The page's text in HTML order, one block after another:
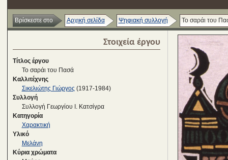
Βρίσκεστε στο Αρχική σελίδα Ψηφιακή συλλογή Το σαράι του
Στοιχεία έργου
Τίτλος έργου
Το σαράι του Πασά
Καλλιτέχνης
Σικελιώτης Γιώργος (1917-1984)
Συλλογή
Συλλογή Γεωργίου Ι. Κατσίγρα
Κατηγορία
Χαρακτική
Υλικό
Μελάνη
Κύρια χρώματα